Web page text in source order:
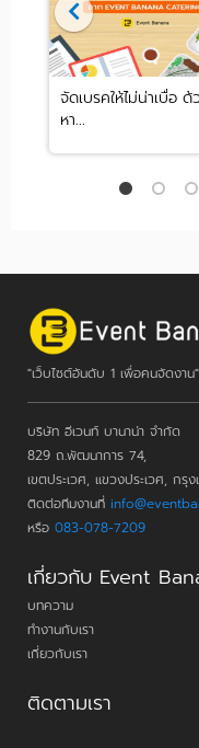
จัดเบรคให้ไม่น่าเบื่อ ด้
หา...
"เว็บไซต์อันดับ 1 เพื่อคนจัดงาน"
บริษัท อีเวนท์ บานาน่า จำกัด
829 ถ.พัฒนาการ 74,
เขตประเวศ, แขวงประเวศ, กรุ
ติดต่อทีมงานที่
หรือ 083-078-7209
เกี่ยวกับ Event
บทความ
ทำงานกับเรา
เกี่ยวกับเรา
ติดตามเรา